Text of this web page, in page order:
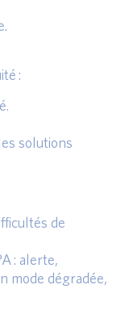
:
solutions
de
: alerte,
mode dégradée,